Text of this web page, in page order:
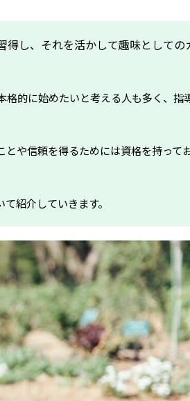
し、それを活かして趣味としての
的に始めたいと考える人も多く、指
や信頼を得るためには資格を持って
紹介していきます。